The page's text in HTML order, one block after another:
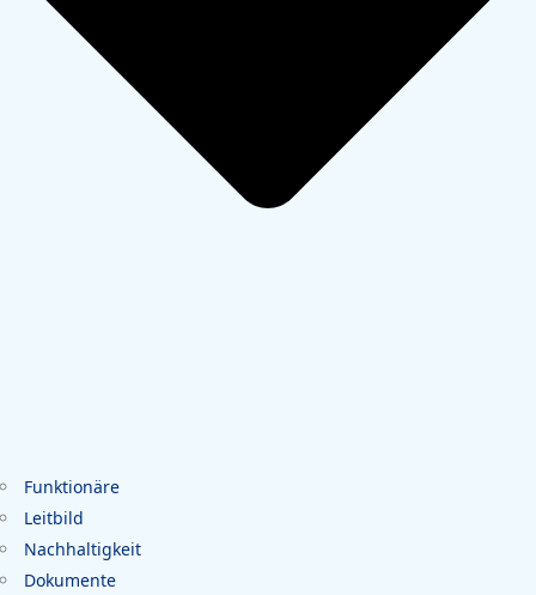
Funktionäre
Leitbild
Nachhaltigkeit
Dokumente